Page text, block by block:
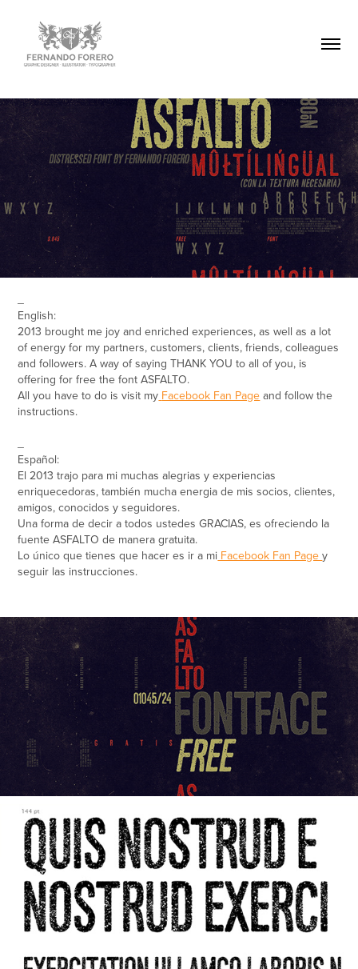
English:
2013 brought me joy and enriched experiences, as well as a lot
of energy for my partners, customers, clients, friends, colleagues
and followers. A way of sayingTHANK YOU to all of you, is
offering for free the fontASFALTO.
All you have to do is visit my Facebook Fan Page and follow the
instructions.
Español:
El 2013 trajo para mi muchas alegrias y experiencias
enriquecedoras, también mucha energia de mis socios, clientes,
amigos, conocidos y seguidores.
Una forma de decir a todos ustedesGRACIAS, es ofreciendo la
fuente ASFALTO de manera gratuita.
Lo único que tienes que hacer es ir a mi Facebook Fan Pagey
seguir las instrucciones.